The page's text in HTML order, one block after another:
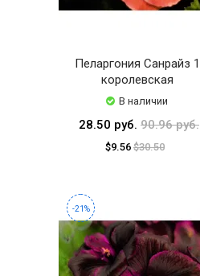
Пеларгония Санрайз 1
королевская
В наличии
28.50 руб. 90.96 руб.
$9.56 $30.50
-21%